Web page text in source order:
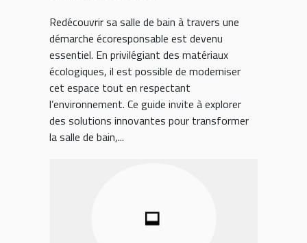
Redécouvrir sa salle de bain à travers une
démarche écoresponsable est devenu
essentiel. En privilégiant des matériaux
écologiques, il est possible de moderniser
cet espace tout en respectant
l’environnement. Ce guide invite à explorer
des solutions innovantes pour transformer
la salle de bain,...